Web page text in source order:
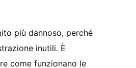
più dannoso, perché
inutili. È
come funzionano le